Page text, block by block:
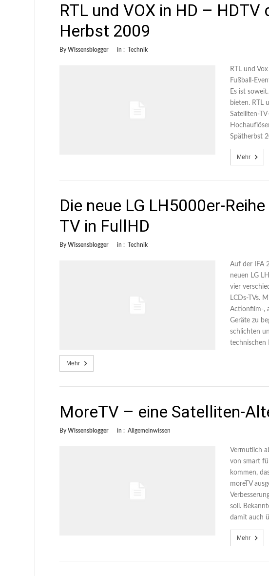
RTL und VOX in HD –
Herbst 2009
By Wissensblogger in : Technik
RTL und
Fußball-
Es ist
bieten. RTL
Satelliten-
Spätherbst
Mehr
Die neue LG LH5000er-
TV in FullHD
By Wissensblogger in : Technik
Auf der IFA
neuen LG
vier
LCDs-TVs.
Actionfilm-,
Geräte zu
schlichten
technischen
Mehr
MoreTV – eine Satelliten-
By Wissensblogger in : Allgemeinwissen
Vermutlich
von smart
kommen,
moreTV
soll.
damit auch
Mehr